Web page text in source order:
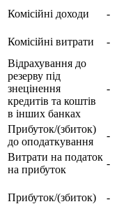
Комісійні доходи -
Комісійні витрати
-
Відрахування до
резерву під
знецінення
кредитів та коштів
в інших банках
-
Прибуток/(збиток)
до оподаткування
-
Витрати на податок
на прибуток
-
Прибуток/(збиток) -